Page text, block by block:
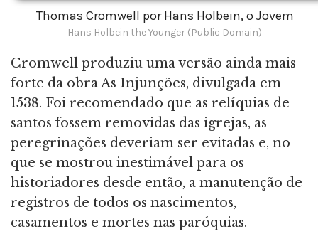
Thomas Cromwell por Hans Holbein, o Jovem
Hans Holbein the Younger (Public Domain)
Cromwell produziu uma versão ainda mais
forte da obra As Injunções, divulgada em
1538. Foi recomendado que as relíquias de
santos fossem removidas das igrejas, as
peregrinações deveriam ser evitadas e, no
que se mostrou inestimável para os
historiadores desde então, a manutenção de
registros de todos os nascimentos,
casamentos e mortes nas paróquias.